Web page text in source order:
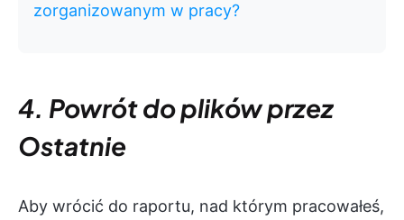
zorganizowanym w pracy?
4. Powrót do plików przez
Ostatnie
Aby wrócić do raportu, nad którym pracowałeś,